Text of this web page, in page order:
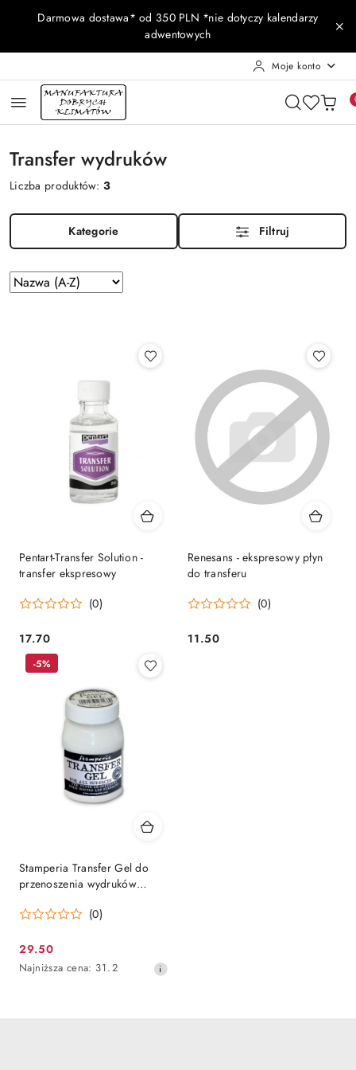
Przejdź do treści głównej
Przejdź do wyszukiwarki
Przejdź do moje konto
Przejdź do menu głównego
Przejdź do stopki
Darmowa dostawa* od 350 PLN *nie dotyczy kalendarzy
adwentowych
Moje konto
Transfer wydruków
Liczba produktów:3
Kategorie Filtruj
Zastosowano
sortowanie:
Sortuj
według
Pentart-Transfer Solution -
transfer ekspresowy
(0)
Cena:
17.70
Renesans - ekspresowy płyn
do transferu
(0)
Cena:
11.50
Stamperia Transfer Gel do
przenoszenia wydruków
(0)
Cena
promocyjna:
29.50
Najniższa
Najniższa cena: 31.2
-5%